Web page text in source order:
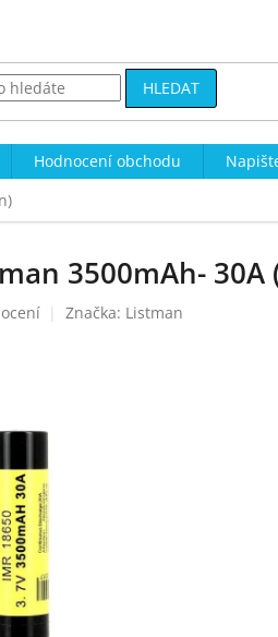
HLEDAT
Hodnocení obchodu
3500mAh- 30A
Značka: Listman